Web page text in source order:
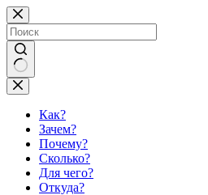
Перейти
к
сути
Ничего
не
найденоКак?
Зачем?
Почему?
Сколько?
Для чего?
Откуда?